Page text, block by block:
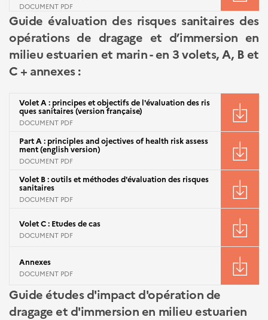
DOCUMENT PDF
Guide évaluation des risques sanitaires des
opérations de dragage et d’immersion en
milieu estuarien et marin - en 3 volets, A, B et
C + annexes :
Volet A : principes et objectifs de l'évaluation des ris
ques sanitaires (version française)
DOCUMENT PDF
Part A : principles and ojectives of health risk assess
ment (english version)
DOCUMENT PDF
Volet B : outils et méthodes d'évaluation des risques
sanitaires
DOCUMENT PDF
Volet C : Etudes de cas
DOCUMENT PDF
Annexes
DOCUMENT PDF
Guide études d'impact d'opération de
dragage et d'immersion en milieu estuarien